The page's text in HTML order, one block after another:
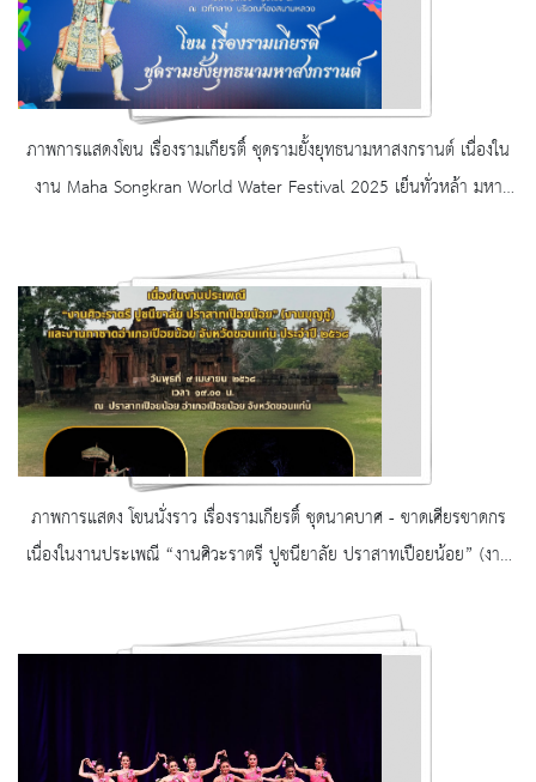
ภาพการแสดงโขน เรื่องรามเกียรติ์ ชุดรามยั้งยุทธนามหาสงกรานต์ เนื่องใน
งาน Maha Songkran World Water Festival 2025 เย็นทั่วหล้า มหา
ภาพการแสดง โขนนั่งราว เรื่องรามเกียรติ์ ชุดนาคบาศ - ขาดเศียรขาดกร
เนื่องในงานประเพณี “งานศิวะราตรี ปูชนียาลัย ปราสาทเปือยน้อย” (งาน
ปราสาทเปือยน้อย จังหวัดขอนแก่น